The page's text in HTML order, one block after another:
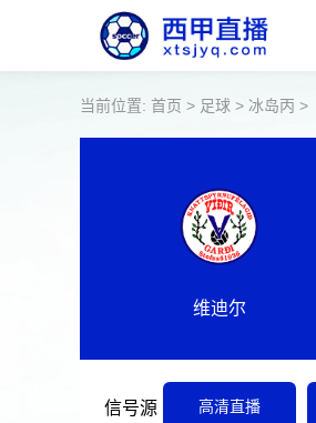
当前位置: 首页 > 足球 > 冰岛丙 >
维迪尔
信号源 高清直播